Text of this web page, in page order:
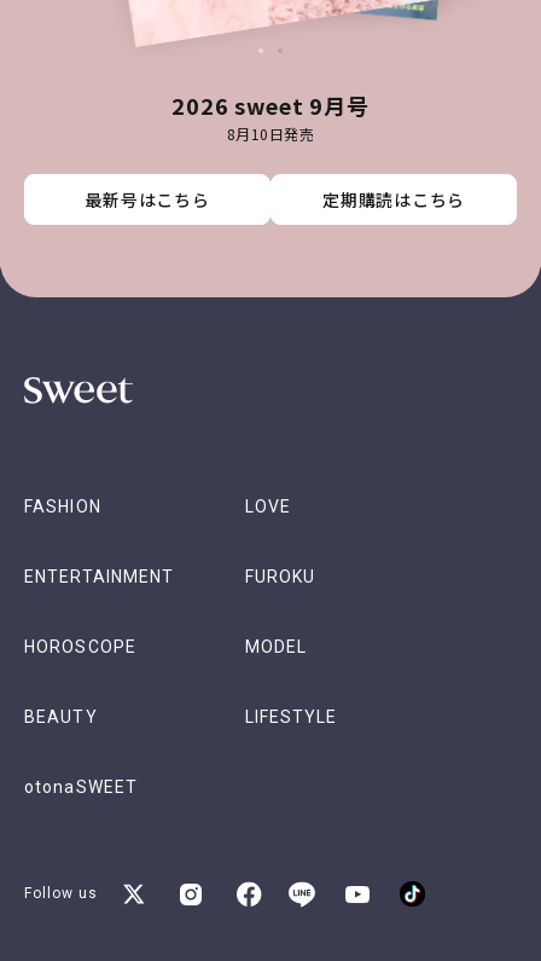
2026 sweet 9月号
8月10日発売
最新号はこちら 定期購読はこちら
最新号はこちら 定期購読はこちら
最新号はこちら 定期購読はこちら
最新号はこちら 定期購読はこちら
FASHION LOVE
ENTERTAINMENT FUROKU
HOROSCOPE MODEL
BEAUTY LIFESTYLE
otonaSWEET
Follow us